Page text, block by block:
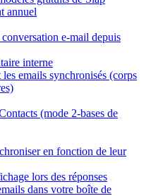
annuel
e-mail depuis
interne
emails synchronisés (corps
(mode 2-bases de
en fonction de leur
lors des réponses
dans votre boîte de